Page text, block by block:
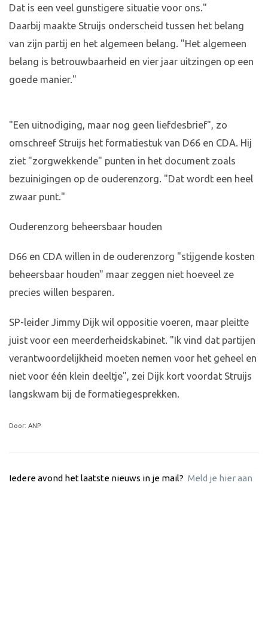
Dat is een veel gunstigere situatie voor ons."
Daarbij maakte Struijs onderscheid tussen het belang
van zijn partij en het algemeen belang. "Het algemeen
belang is betrouwbaarheid en vier jaar uitzingen op een
goede manier."
"Een uitnodiging, maar nog geen liefdesbrief", zo
omschreef Struijs het formatiestuk van D66 en CDA. Hij
ziet "zorgwekkende" punten in het document zoals
bezuinigingen op de ouderenzorg. "Dat wordt een heel
zwaar punt."
Ouderenzorg beheersbaar houden
D66 en CDA willen in de ouderenzorg "stijgende kosten
beheersbaar houden" maar zeggen niet hoeveel ze
precies willen besparen.
SP-leider Jimmy Dijk wil oppositie voeren, maar pleitte
juist voor een meerderheidskabinet. "Ik vind dat partijen
verantwoordelijkheid moeten nemen voor het geheel en
niet voor één klein deeltje", zei Dijk kort voordat Struijs
langskwam bij de formatiegesprekken.
Door: ANP
Iedere avond het laatste nieuws in je mail? Meld je hier aan